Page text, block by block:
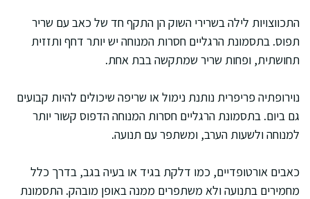
התכווצויות לילה בשרירי השוק הן התקף חד של כאב עם שריר
תפוס. בתסמונת הרגליים חסרות המנוחה יש יותר דחף ותזזית
תחושתית, ופחות שריר שמתקשה בבת אחת.
נוירופתיה פריפרית נותנת נימול או שריפה שיכולים להיות קבועים
גם ביום. בתסמונת הרגליים חסרות המנוחה הדפוס קשור יותר
למנוחה ולשעות הערב, ומשתפר עם תנועה.
כאבים אורטופדיים, כמו דלקת בגיד או בעיה בגב, בדרך כלל
מחמירים בתנועה ולא משתפרים ממנה באופן מובהק. התסמונת